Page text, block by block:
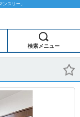
スリー」
検索メニュー